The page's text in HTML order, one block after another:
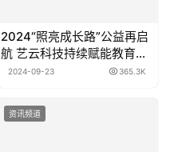
2024“照亮成长路”公益再启
航 艺云科技持续赋能教育公
益2024-09-23 365.3K
资讯频道